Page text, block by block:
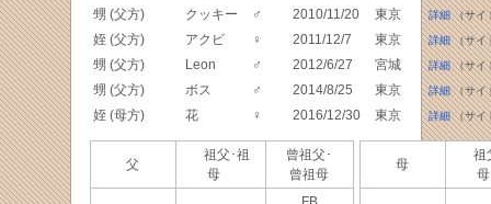
甥 (父方) クッキー ♂ 2010/11/20 東京 詳細（サイ
姪 (父方) アクビ ♀ 2011/12/7 東京 詳細（サイ
甥 (父方) Leon ♂ 2012/6/27 宮城 詳細（サイ
甥 (父方) ボス ♂ 2014/8/25 東京 詳細（サイ
姪 (母方) 花 ♀ 2016/12/30 東京 詳細（サイ
父
祖父･祖
母
曾祖父･
曾祖母
母
祖